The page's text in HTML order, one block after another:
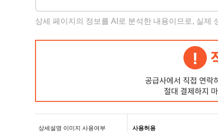
상세 페이지의 정보를 AI로 분석한 내용이므로, 실제
상세설명 이미지 사용여부 사용허용